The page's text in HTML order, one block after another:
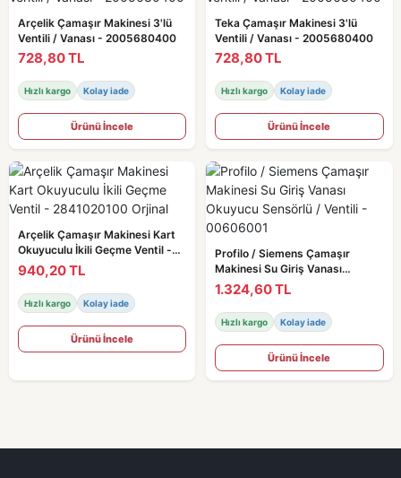
Arçelik Çamaşır Makinesi 3'lü
Ventili / Vanası - 2005680400
728,80 TL
Hızlı kargo Kolay iade
Ürünü İncele
Teka Çamaşır Makinesi 3'lü
Ventili / Vanası - 2005680400
728,80 TL
Hızlı kargo Kolay iade
Ürünü İncele
Arçelik Çamaşır Makinesi Kart
Okuyuculu İkili Geçme Ventil -
2841020100 Orjinal
940,20 TL
Hızlı kargo Kolay iade
Ürünü İncele
Profilo / Siemens Çamaşır
Makinesi Su Giriş Vanası
Okuyucu Sensörlü / Ventili -
00606001
1.324,60 TL
Hızlı kargo Kolay iade
Ürünü İncele